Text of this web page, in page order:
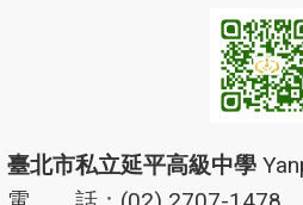
臺北市私立延平高級中學